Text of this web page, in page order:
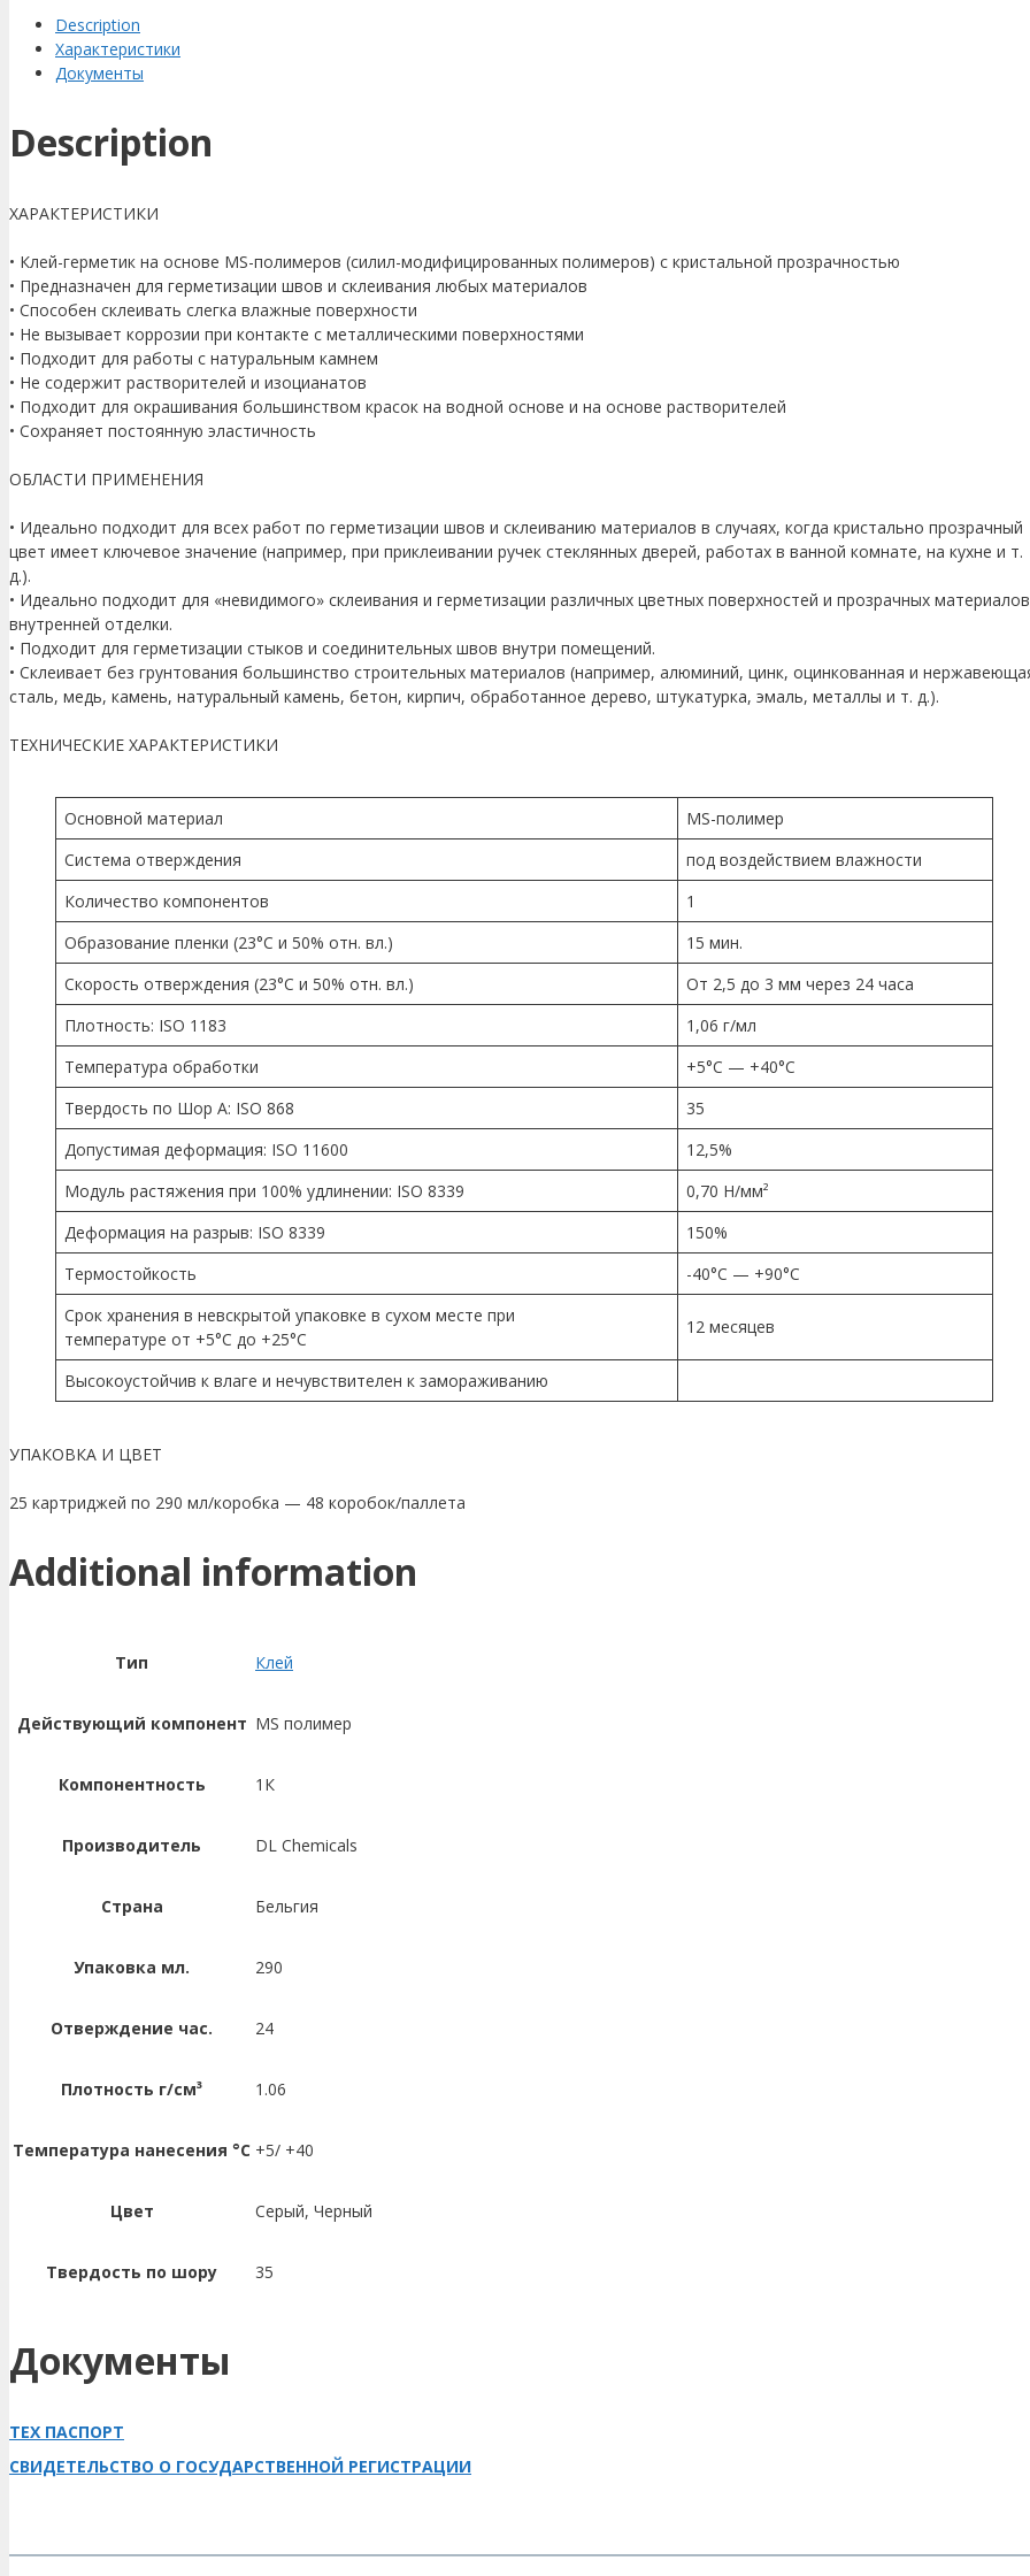
quantityDescription
Характеристики
Документы
Description
ХАРАКТЕРИСТИКИ
• Клей-герметик на основе MS-полимеров (силил-модифицированных полимеров) с кристальной прозрачностью
• Предназначен для герметизации швов и склеивания любых материалов
• Способен склеивать слегка влажные поверхности
• Не вызывает коррозии при контакте с металлическими поверхностями
• Подходит для работы с натуральным камнем
• Не содержит растворителей и изоцианатов
• Подходит для окрашивания большинством красок на водной основе и на основе растворителей
• Сохраняет постоянную эластичность
ОБЛАСТИ ПРИМЕНЕНИЯ
• Идеально подходит для всех работ по герметизации швов и склеиванию материалов в случаях, когда кристально прозрачный
цвет имеет ключевое значение (например, при приклеивании ручек стеклянных дверей, работах в ванной комнате, на кухне и т.
д.).
• Идеально подходит для «невидимого» склеивания и герметизации различных цветных поверхностей и прозрачных материалов
внутренней отделки.
• Подходит для герметизации стыков и соединительных швов внутри помещений.
• Склеивает без грунтования большинство строительных материалов (например, алюминий, цинк, оцинкованная и
сталь, медь, камень, натуральный камень, бетон, кирпич, обработанное дерево, штукатурка, эмаль, металлы и т. д.).
ТЕХНИЧЕСКИЕ ХАРАКТЕРИСТИКИ
Основной материал
MS-полимер
Система отверждения
под воздействием влажности
Количество компонентов
1
Образование пленки (23°C и 50% отн. вл.)
15 мин.
Скорость отверждения (23°C и 50% отн. вл.)
От 2,5 до 3 мм через 24 часа
Плотность: ISO 1183
1,06 г/мл
Температура обработки
+5°C — +40°C
Твердость по Шор А: ISO 868
35
Допустимая деформация: ISO 11600
12,5%
Модуль растяжения при 100% удлинении: ISO 8339
0,70 Н/мм²
Деформация на разрыв: ISO 8339
150%
Термостойкость
-40°C — +90°C
Срок хранения в невскрытой упаковке в сухом месте при
температуре от +5°C до +25°C
12 месяцев
Высокоустойчив к влаге и нечувствителен к замораживанию
УПАКОВКА И ЦВЕТ
25 картриджей по 290 мл/коробка — 48 коробок/паллета
Additional information
Тип Клей
Действующий компонент MS полимер
Компонентность 1К
Производитель DL Chemicals
Страна Бельгия
Упаковка мл. 290
Отверждение час. 24
Плотность г/см³ 1.06
Температура нанесения °C +5/ +40
Цвет Серый, Черный
Твердость по шору 35
Документы
ТЕХ ПАСПОРТ
СВИДЕТЕЛЬСТВО О ГОСУДАРСТВЕННОЙ РЕГИСТРАЦИИ